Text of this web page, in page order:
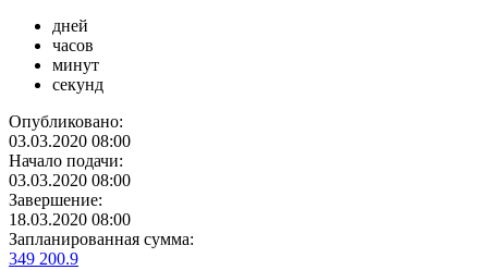
дней
часов
минут
секунд
Опубликовано:
03.03.2020 08:00
Начало подачи:
03.03.2020 08:00
Завершение:
18.03.2020 08:00
Запланированная сумма:
349 200.9